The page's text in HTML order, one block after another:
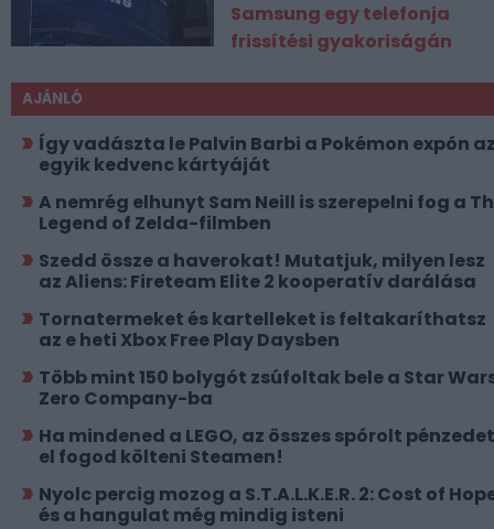
Samsung egy telefonja
frissítési gyakoriságán
AJÁNLÓ
Így vadászta le Palvin Barbi a Pokémon expón
egyik kedvenc kártyáját
A nemrég elhunyt Sam Neill is szerepelni fog a
Legend of Zelda-filmben
Szedd össze a haverokat! Mutatjuk, milyen lesz
az Aliens: Fireteam Elite 2 kooperatív darálása
Tornatermeket és kartelleket is feltakaríthatsz
az e heti Xbox Free Play Daysben
Több mint 150 bolygót zsúfoltak bele a Star
Zero Company-ba
Ha mindened a LEGO, az összes spórolt pénzedet
el fogod költeni Steamen!
Nyolc percig mozog a S.T.A.L.K.E.R. 2: Cost of
és a hangulat még mindig isteni